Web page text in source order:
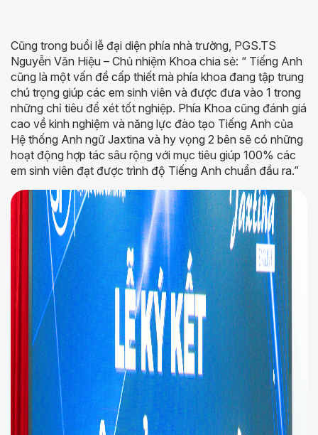
Cũng trong buổi lễ đại diện phía nhà trường, PGS.TS
Nguyễn Văn Hiệu – Chủ nhiệm Khoa chia sẻ: “ Tiếng Anh
cũng là một vấn đề cấp thiết mà phía khoa đang tập trung
chú trọng giúp các em sinh viên và được đưa vào 1 trong
những chỉ tiêu để xét tốt nghiệp. Phía Khoa cũng đánh giá
cao về kinh nghiệm và năng lực đào tạo Tiếng Anh của
Hệ thống Anh ngữ Jaxtina và hy vọng 2 bên sẽ có những
hoạt động hợp tác sâu rộng với mục tiêu giúp 100% các
em sinh viên đạt được trình độ Tiếng Anh chuẩn đầu ra.”